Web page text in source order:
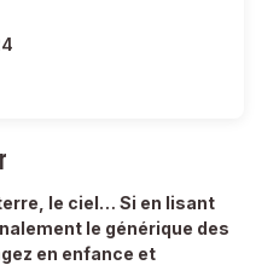
le ciel… Si en lisant
le générique des
en enfance et